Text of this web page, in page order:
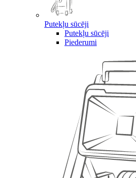
Putekļu sūcēji
Putekļu sūcēji
Piederumi